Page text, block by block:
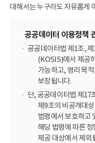
대해서는 누구라도 자유롭게
공공데이터 이용정책
공공데이터법 제1조,
(KOSIS)에서 제공
가능하고, 영리 목
보장됩니다.
단, 공공데이터법 제17
제9조의 비공개대
법령에서 보호하고
해당 법령에 따른
제공 대상에서 제외